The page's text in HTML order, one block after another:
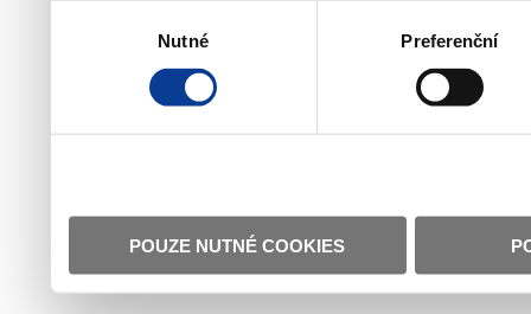
Nutné Preferenční
POUZE NUTNÉ COOKIES